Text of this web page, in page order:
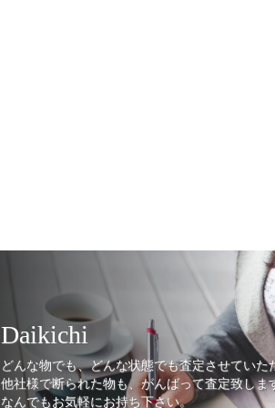
Daikichi
どんな物でも、どんな状態でも査定させていた
他社様で断られた物も、がんばって査定致しま
なんでもお気軽にお持ち下さい。